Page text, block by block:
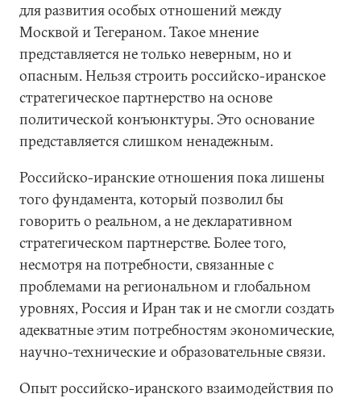
для развития особых отношений между
Москвой и Тегераном. Такое мнение
представляется не только неверным, но и
опасным. Нельзя строить российско-иранское
стратегическое партнерство на основе
политической конъюнктуры. Это основание
представляется слишком ненадежным.
Российско-иранские отношения пока лишены
того фундамента, который позволил бы
говорить о реальном, а не декларативном
стратегическом партнерстве. Более того,
несмотря на потребности, связанные с
проблемами на региональном и глобальном
уровнях, Россия и Иран так и не смогли создать
адекватные этим потребностям экономические,
научно-технические и образовательные связи.
Опыт российско-иранского взаимодействия по